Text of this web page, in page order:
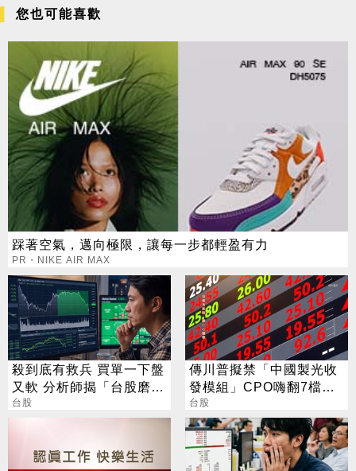
您也可能喜歡
踩著空氣，邁向極限，讓每一步都輕盈有力
PR・NIKE AIR MAX
殺到底有救兵 買單一下盤
又軟 分析師揭「台股磨
人」背後真相
台股
傳川普擬禁「中國製光收
發模組」CPO嗨翻7檔攻
漲停
台股